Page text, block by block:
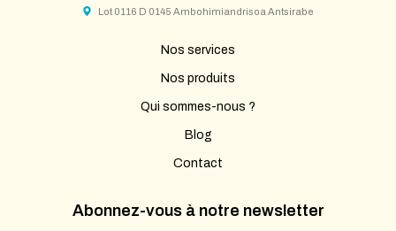
Lot 0116 D 0145 Ambohimiandrisoa Antsirabe
Nos services
Nos produits
Qui sommes-nous ?
Blog
Contact
Abonnez-vous à notre newsletter